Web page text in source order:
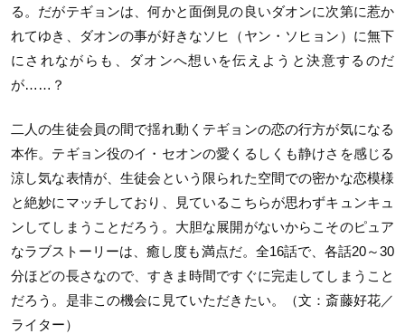
る。だがテギョンは、何かと面倒見の良いダオンに次第に惹か
れてゆき、ダオンの事が好きなソヒ（ヤン・ソヒョン）に無下
にされながらも、ダオンへ想いを伝えようと決意するのだ
が……？
二人の生徒会員の間で揺れ動くテギョンの恋の行方が気になる
本作。テギョン役のイ・セオンの愛くるしくも静けさを感じる
涼し気な表情が、生徒会という限られた空間での密かな恋模様
と絶妙にマッチしており、見ているこちらが思わずキュンキュ
ンしてしまうことだろう。大胆な展開がないからこそのピュア
なラブストーリーは、癒し度も満点だ。全16話で、各話20～30
分ほどの長さなので、すきま時間ですぐに完走してしまうこと
だろう。是非この機会に見ていただきたい。（文：斎藤好花／
ライター）